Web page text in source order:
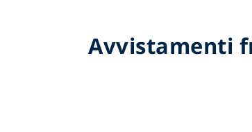
Avvistamenti